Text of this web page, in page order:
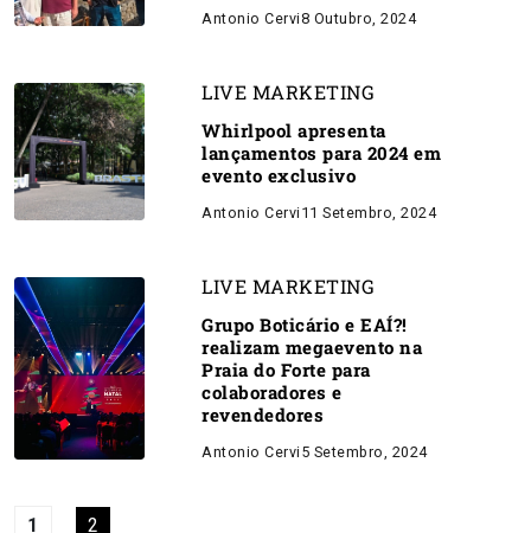
Antonio Cervi8 Outubro, 2024
LIVE MARKETING
Whirlpool apresenta
lançamentos para 2024 em
evento exclusivo
Antonio Cervi 11 Setembro, 2024
LIVE MARKETING
Grupo Boticário e EAÍ?!
realizam megaevento na
Praia do Forte para
colaboradores e
revendedores
Antonio Cervi 5 Setembro, 2024
1 2